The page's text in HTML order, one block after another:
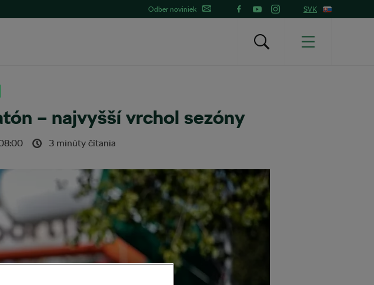
Odber noviniek SVK
– najvyšší vrchol sezóny
3 minúty čítania